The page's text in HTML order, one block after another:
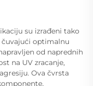
su izrađeni tako
čuvajući optimalnu
od naprednih
na UV zracanje,
Ova čvrsta